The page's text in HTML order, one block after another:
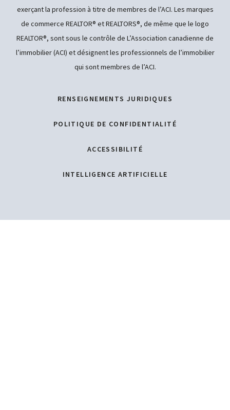
RENSEIGNEMENTS JURIDIQUES
POLITIQUE DE CONFIDENTIALITÉ
ACCESSIBILITÉ
INTELLIGENCE ARTIFICIELLE
exerçant la profession à titre de membres de l’ACI. Les marques
de commerce REALTOR® et REALTORS®, de même que le logo
REALTOR®, sont sous le contrôle de L’Association canadienne de
l’immobilier (ACI) et désignent les professionnels de l’immobilier
qui sont membres de l’ACI.